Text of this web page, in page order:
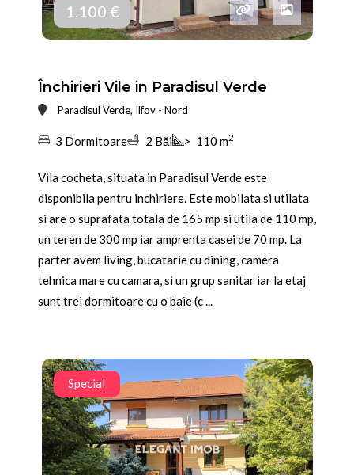
1.100 €
Închirieri Vile in Paradisul Verde
Paradisul Verde, Ilfov - Nord
3 Dormitoare 2 Băi > 110 m2
Vila cocheta, situata in Paradisul Verde este
disponibila pentru inchiriere. Este mobilata si utilata
si are o suprafata totala de 165 mp si utila de 110 mp,
un teren de 300 mp iar amprenta casei de 70 mp. La
parter avem living, bucatarie cu dining, camera
tehnica mare cu camara, si un grup sanitar iar la etaj
sunt trei dormitoare cu o baie (c ...
Special